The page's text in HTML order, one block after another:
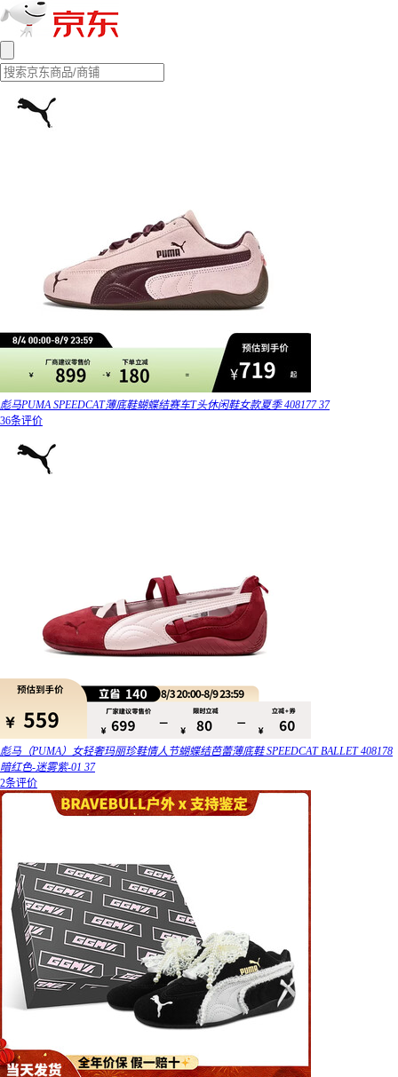
彪马PUMA SPEEDCAT薄底鞋蝴蝶结赛车T头休闲鞋女款夏季 408177 37
36条评价
彪马（PUMA）女轻奢玛丽珍鞋情人节蝴蝶结芭蕾薄底鞋 SPEEDCAT BALLET 408178
暗红色-迷雾紫-01 37
2条评价